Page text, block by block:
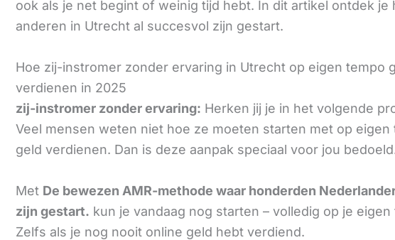
ook als je net begint of weinig tijd hebt. In dit artikel ontdek je
anderen in Utrecht al succesvol zijn gestart.
Hoe zij-instromer zonder ervaring in Utrecht op eigen tempo
verdienen in 2025
zij-instromer zonder ervaring: Herken jij je in het volgende
Veel mensen weten niet hoe ze moeten starten met op eigen
geld verdienen. Dan is deze aanpak speciaal voor jou
Met De bewezen AMR-methode waar honderden
zijn gestart. kun je vandaag nog starten – volledig op je eigen
Zelfs als je nog nooit online geld hebt verdiend.